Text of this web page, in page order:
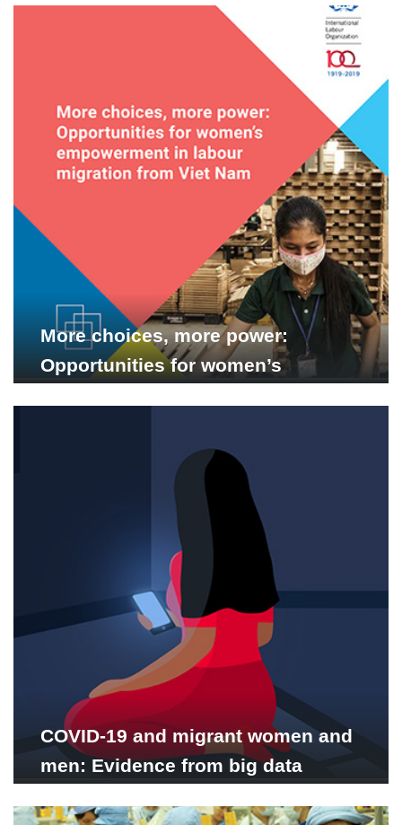
More choices, more power:
Opportunities for women’s
COVID-19 and migrant women and
men: Evidence from big data